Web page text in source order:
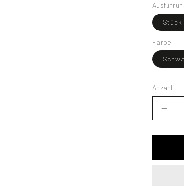
Stück
Farbe
Anzahl